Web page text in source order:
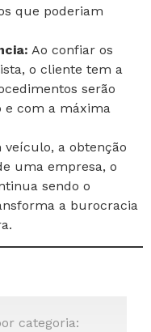
que poderiam
Ao confiar os
o cliente tem a
serão
e com a máxima
a obtenção
uma empresa, o
sendo o
a burocracia
categoria: